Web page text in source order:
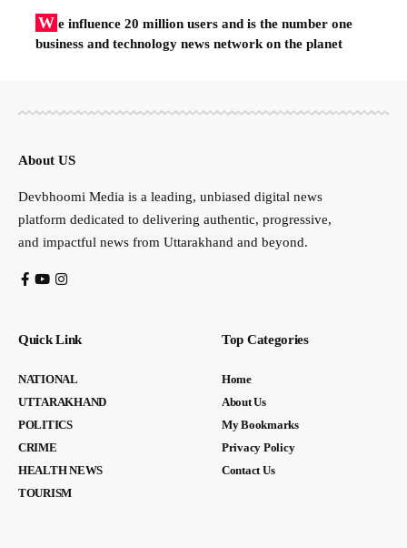
W e influence 20 million users and is the number one
business and technology news network on the planet
About US
Devbhoomi Media is a leading, unbiased digital news
platform dedicated to delivering authentic, progressive,
and impactful news from Uttarakhand and beyond.
Quick Link
NATIONAL
UTTARAKHAND
POLITICS
CRIME
HEALTH NEWS
TOURISM
Top Categories
Home
About Us
My Bookmarks
Privacy Policy
Contact Us